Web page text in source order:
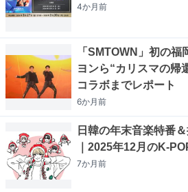
4か月前
「SMTOWN」初の
ヨンら“カリスマの帰
コラボまでレポート
6か月前
日韓の年末音楽特番
｜2025年12月のK-
7か月前